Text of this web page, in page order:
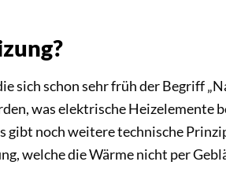
sich schon sehr früh der Begriff
was elektrische Heizelemente
gibt noch weitere technische
welche die Wärme nicht per